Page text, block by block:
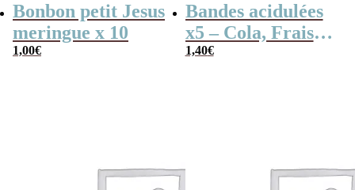
Bonbon petit Jesus
meringue x 10
1,00€
Bandes acidulées
x5 – Cola, Fraise,
Framboise,
1,40€